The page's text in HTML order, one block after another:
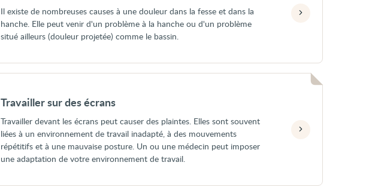
Il existe de nombreuses causes à une douleur dans la fesse et dans la
hanche. Elle peut venir d'un problème à la hanche ou d'un problème
situé ailleurs (douleur projetée) comme le bassin.
Travailler sur des écrans
Travailler devant les écrans peut causer des plaintes. Elles sont souvent
liées à un environnement de travail inadapté, à des mouvements
répétitifs et à une mauvaise posture. Un ou une médecin peut imposer
une adaptation de votre environnement de travail.